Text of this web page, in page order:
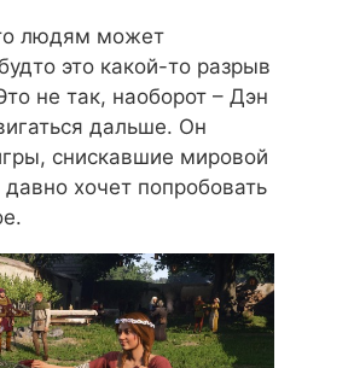
людям может
это какой-то разрыв
не так, наоборот – Дэн
дальше. Он
снискавшие мировой
хочет попробовать